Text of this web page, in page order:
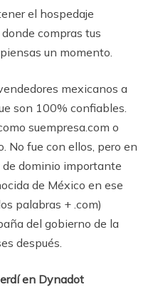
el hospedaje
compras tus
un momento.
mexicanos a
son 100% confiables.
suempresa.com o
No fue con ellos, pero en
dominio importante
de México en ese
palabras + .com)
del gobierno de la
después.
en Dynadot